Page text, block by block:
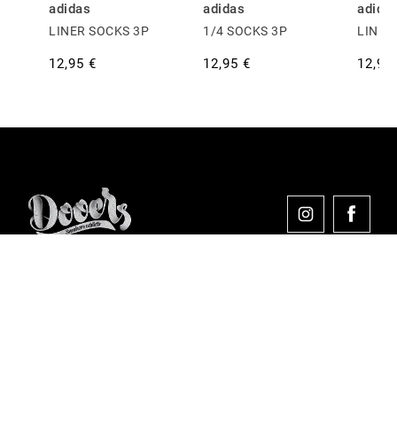
adidas
LINER SOCKS 3P
12,95 €
adidas
1/4 SOCKS 3P
12,95 €
LINER
12,95